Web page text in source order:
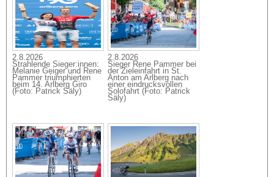
2.8.2026
Strahlende Sieger:innen:
Melanie Geiger und Rene
Pammer triumphierten
beim 14. Arlberg Giro
(Foto: Patrick Säly)
2.8.2026
Sieger Rene Pammer bei
der Zieleinfahrt in St.
Anton am Arlberg nach
einer eindrucksvollen
Solofahrt (Foto: Patrick
Säly)